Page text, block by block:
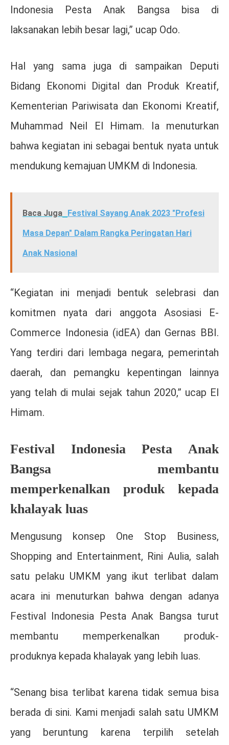
Indonesia Pesta Anak Bangsa bisa di
laksanakan lebih besar lagi,” ucap Odo.
Hal yang sama juga di sampaikan Deputi
Bidang Ekonomi Digital dan Produk Kreatif,
Kementerian Pariwisata dan Ekonomi Kreatif,
Muhammad Neil El Himam. Ia menuturkan
bahwa kegiatan ini sebagai bentuk nyata untuk
mendukung kemajuan UMKM di Indonesia.
Baca Juga Festival Sayang Anak 2023 "Profesi
Masa Depan" Dalam Rangka Peringatan Hari
Anak Nasional
“Kegiatan ini menjadi bentuk selebrasi dan
komitmen nyata dari anggota Asosiasi E-
Commerce Indonesia (idEA) dan Gernas BBI.
Yang terdiri dari lembaga negara, pemerintah
daerah, dan pemangku kepentingan lainnya
yang telah di mulai sejak tahun 2020,” ucap El
Himam.
Festival Indonesia Pesta Anak
Bangsa membantu
memperkenalkan produk kepada
khalayak luas
Mengusung konsep One Stop Business,
Shopping and Entertainment, Rini Aulia, salah
satu pelaku UMKM yang ikut terlibat dalam
acara ini menuturkan bahwa dengan adanya
Festival Indonesia Pesta Anak Bangsa turut
membantu memperkenalkan produk-
produknya kepada khalayak yang lebih luas.
“Senang bisa terlibat karena tidak semua bisa
berada di sini. Kami menjadi salah satu UMKM
yang beruntung karena terpilih setelah